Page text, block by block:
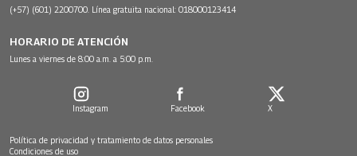
(+57) (601) 2200700. Línea gratuita nacional: 018000123414
HORARIO DE ATENCIÓN
Lunes a viernes de 8:00 a.m. a 5:00 p.m.
Instagram Facebook X
Política de privacidad y tratamiento de datos personales
Condiciones de uso